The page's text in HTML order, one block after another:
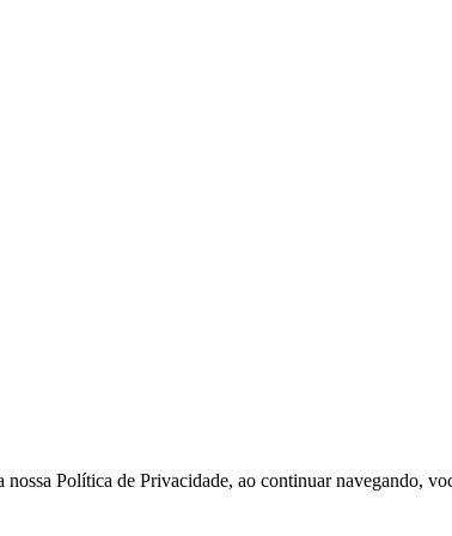
Política de Privacidade, ao continuar navegando,